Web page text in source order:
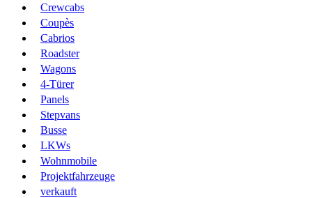
Crewcabs
Coupès
Cabrios
Roadster
Wagons
4-Türer
Panels
Stepvans
Busse
LKWs
Wohnmobile
Projektfahrzeuge
verkauft